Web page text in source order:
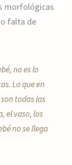
morfológicas
falta de
no es lo
Lo que en
todas las
el vaso, los
no se llega